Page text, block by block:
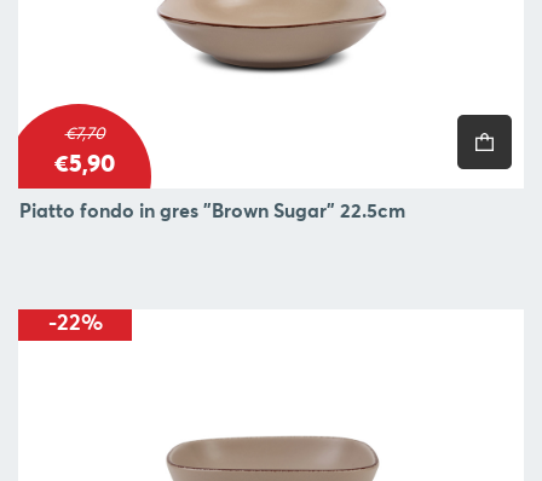
€7,70
€5,90
Piatto fondo in gres "Brown Sugar" 22.5cm
-22%